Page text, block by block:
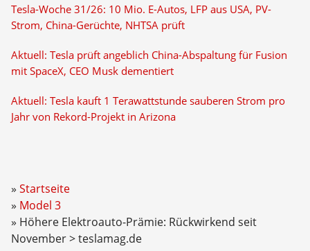
Tesla-Woche 31/26: 10 Mio. E-Autos, LFP aus USA, PV-
Strom, China-Gerüchte, NHTSA prüft
Aktuell: Tesla prüft angeblich China-Abspaltung für Fusion
mit SpaceX, CEO Musk dementiert
Aktuell: Tesla kauft 1 Terawattstunde sauberen Strom pro
Jahr von Rekord-Projekt in Arizona
Startseite
Model 3
Höhere Elektroauto-Prämie: Rückwirkend seit
November > teslamag.de